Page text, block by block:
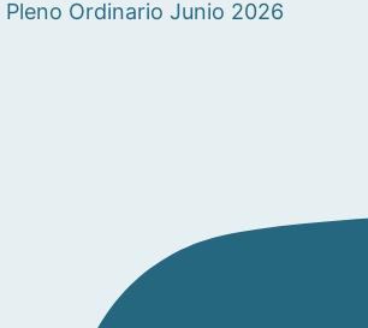
Pleno Ordinario Junio 2026